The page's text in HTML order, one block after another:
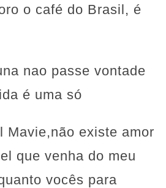
o café do Brasil, é
nao passe vontade
é uma só
Mavie,não existe amor
que venha do meu
vocês para